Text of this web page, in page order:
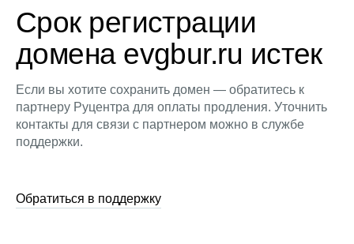
Срок регистрации
домена evgbur.ru истек
Если вы хотите сохранить домен — обратитесь к
партнеру Руцентра для оплаты продления. Уточнить
контакты для связи с партнером можно в службе
поддержки.
Обратиться в поддержку